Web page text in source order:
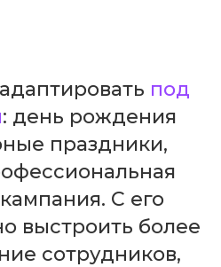
под
: день рождения
праздники,
С его
выстроить более
сотрудников,